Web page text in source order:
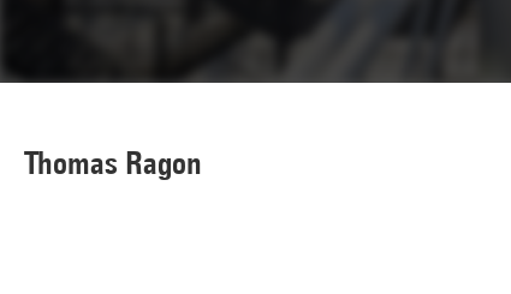
Thomas Ragon